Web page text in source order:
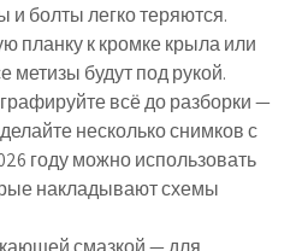
и болты легко теряются.
планку к кромке крыла или
будут под рукой.
всё до разборки—
несколько снимков с
году можно использовать
накладывают схемы